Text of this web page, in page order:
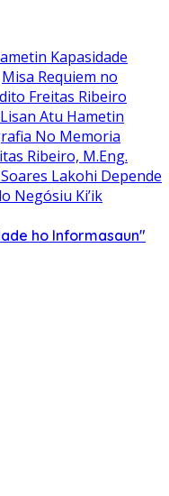
Kapasidade
Misa Requiem no
Freitas Ribeiro
Atu Hametin
No Memoria
Ribeiro, M.Eng.
Lakohi Depende
Negósiu Ki’ik
ho Informasaun"